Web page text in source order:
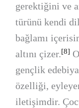
gerektiğini ve
türünü kendi
bağlamı
altını çizer.[8]
gençlik
özelliği,
iletişimdir.